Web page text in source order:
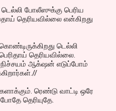
போலீஸுக்கு பெரிய
தெரியவில்லை என்கிறது
டெல்லி
தெரியவில்லை.
ஆக்‌ஷன் எடுப்போம்
ரெண்டு வாட்டி ஒரே
தெரியுதே.